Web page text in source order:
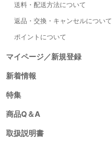
送料・配送方法について
返品・交換・キャンセルについて
ポイントについて
マイページ／新規登録
新着情報
特集
商品Q＆A
取扱説明書